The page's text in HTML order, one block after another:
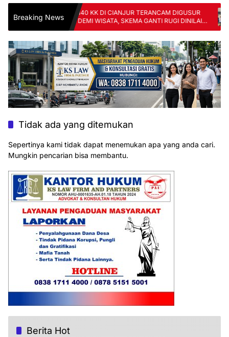
Breaking News140 KK DI CIANJUR TERANCAM DIGUSUR
DEMI WISATA, SKEMA GANTI RUGI DINILAI
TAK ADIL
Tidak ada yang ditemukan
Sepertinya kami tidak dapat menemukan apa yang anda cari.
Mungkin pencarian bisa membantu.
Berita Hot